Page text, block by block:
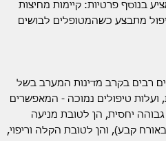
בנוסף פרטיות: קיימות מחיצות
מתבצע כשהמטופלים לבושים
רבים בקרב מדינות המערב בשל
ועלות טיפולים נמוכה - המאפשרים
יחסית, הן לטובת מניעה
קבע), והן לטובת הקלה וריפוי,